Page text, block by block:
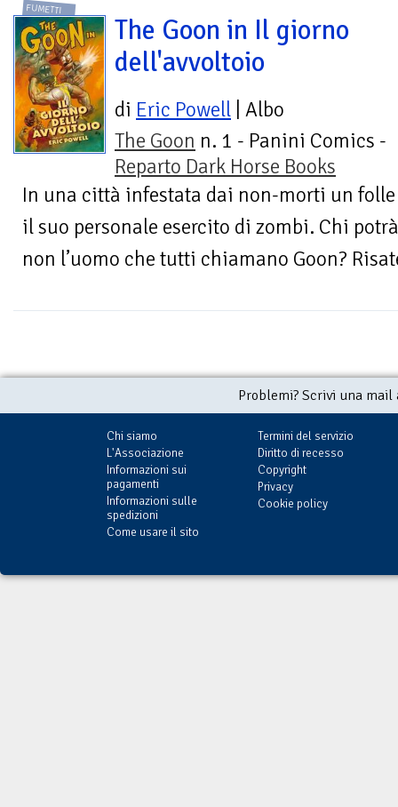
FUMETTI
The Goon in Il giorno
dell'avvoltoio
di Eric Powell | Albo
The Goon n. 1 - Panini Comics -
Reparto Dark Horse Books
In una città infestata dai non-morti un
il suo personale esercito di zombi. Chi
non l’uomo che tutti chiamano Goon?
Problemi? Scrivi una
Chi siamo
L'Associazione
Informazioni sui
pagamenti
Informazioni sulle
spedizioni
Come usare il sito
Termini del servizio
Diritto di recesso
Copyright
Privacy
Cookie policy